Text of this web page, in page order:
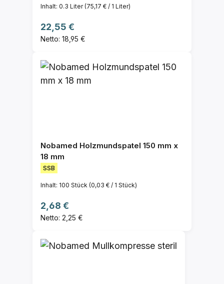
Inhalt: 0.3 Liter(75,17 € / 1 Liter)
Regulärer Preis:
22,55 €
Netto: 18,95 €
Nobamed Holzmundspatel 150 mm x
18 mm
SSB
Inhalt: 100 Stück (0,03 € / 1 Stück)
Regulärer Preis:
2,68 €
Netto: 2,25 €